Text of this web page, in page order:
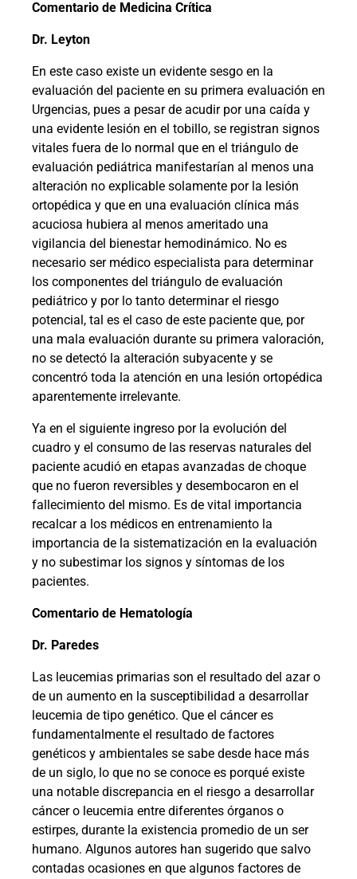
Comentario de Medicina Crítica
Dr. Leyton
En este caso existe un evidente sesgo en la
evaluación del paciente en su primera evaluación en
Urgencias, pues a pesar de acudir por una caída y
una evidente lesión en el tobillo, se registran signos
vitales fuera de lo normal que en el triángulo de
evaluación pediátrica manifestarían al menos una
alteración no explicable solamente por la lesión
ortopédica y que en una evaluación clínica más
acuciosa hubiera al menos ameritado una
vigilancia del bienestar hemodinámico. No es
necesario ser médico especialista para determinar
los componentes del triángulo de evaluación
pediátrico y por lo tanto determinar el riesgo
potencial, tal es el caso de este paciente que, por
una mala evaluación durante su primera valoración,
no se detectó la alteración subyacente y se
concentró toda la atención en una lesión ortopédica
aparentemente irrelevante.
Ya en el siguiente ingreso por la evolución del
cuadro y el consumo de las reservas naturales del
paciente acudió en etapas avanzadas de choque
que no fueron reversibles y desembocaron en el
fallecimiento del mismo. Es de vital importancia
recalcar a los médicos en entrenamiento la
importancia de la sistematización en la evaluación
y no subestimar los signos y síntomas de los
pacientes.
Comentario de Hematología
Dr. Paredes
Las leucemias primarias son el resultado del azar o
de un aumento en la susceptibilidad a desarrollar
leucemia de tipo genético. Que el cáncer es
fundamentalmente el resultado de factores
genéticos y ambientales se sabe desde hace más
de un siglo, lo que no se conoce es porqué existe
una notable discrepancia en el riesgo a desarrollar
cáncer o leucemia entre diferentes órganos o
estirpes, durante la existencia promedio de un ser
humano. Algunos autores han sugerido que salvo
contadas ocasiones en que algunos factores de